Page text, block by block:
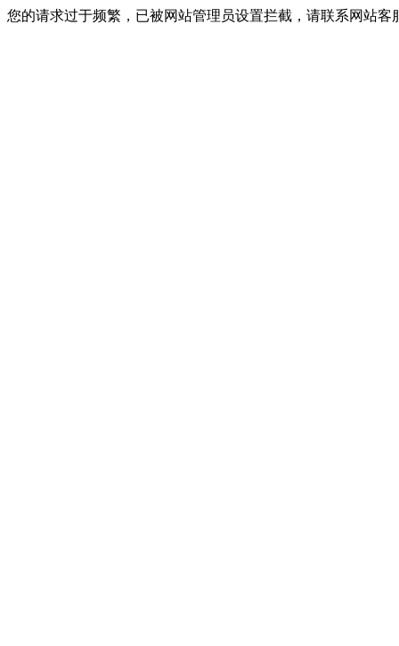
您的请求过于频繁，已被网站管理员设置拦截，请联系网站客